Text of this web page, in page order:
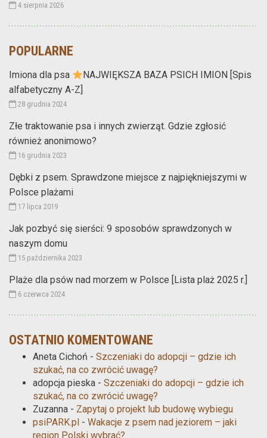
4 sierpnia 2026
POPULARNE
Imiona dla psa
NAJWIĘKSZA BAZA PSICH IMION [Spis
alfabetyczny A-Z]
28 grudnia 2024
Złe traktowanie psa i innych zwierząt. Gdzie zgłosić
również anonimowo?
16 grudnia 2023
Dębki z psem. Sprawdzone miejsce z najpiękniejszymi w
Polsce plażami
17 lipca 2019
Jak pozbyć się sierści: 9 sposobów sprawdzonych w
naszym domu
15 października 2023
Plaże dla psów nad morzem w Polsce [Lista plaż 2025 r.]
6 czerwca 2024
OSTATNIO KOMENTOWANE
Aneta Cichoń - Szczeniaki do adopcji – gdzie ich
szukać, na co zwrócić uwagę?
adopcja pieska - Szczeniaki do adopcji – gdzie ich
szukać, na co zwrócić uwagę?
Zuzanna - Zapytaj o projekt lub budowę wybiegu
psiPARK.pl - Wakacje z psem nad jeziorem – jaki
region Polski wybrać?